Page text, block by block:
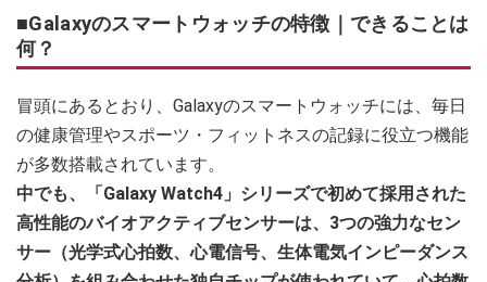
■Galaxyのスマートウォッチの特徴｜できることは
何？
冒頭にあるとおり、Galaxyのスマートウォッチには、毎日
の健康管理やスポーツ・フィットネスの記録に役立つ機能
が多数搭載されています。
中でも、「Galaxy Watch4」シリーズで初めて採用された
高性能のバイオアクティブセンサーは、3つの強力なセン
サー（光学式心拍数、心電信号、生体電気インピーダンス